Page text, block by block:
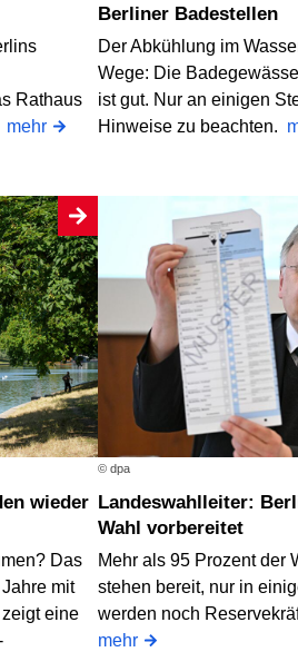
Rathaus
mehr
Berliner Badestellen
Der Abkühlung im
Wege: Die
ist gut. Nur an einigen
Hinweise zu beachten.
Das
mit
eine
© dpa
Landeswahlleiter: Berlin ist gut auf
Wahl vorbereitet
Mehr als 95 Prozent der
stehen bereit, nur in
werden noch
mehr